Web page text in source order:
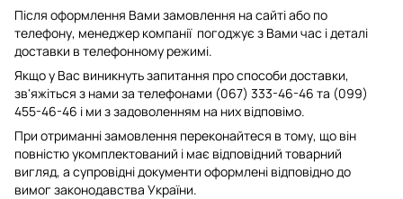
Після оформлення Вами замовлення на сайті або по
телефону, менеджер компанії погоджує з Вами час і деталі
доставки в телефонному режимі.
Якщо у Вас виникнуть запитання про способи доставки,
зв'яжіться з нами за телефонами (067) 333-46-46 та (099)
455-46-46 і ми з задоволенням на них відповімо.
При отриманні замовлення переконайтеся в тому, що він
повністю укомплектований і має відповідний товарний
вигляд, а супровідні документи оформлені відповідно до
вимог законодавства України.